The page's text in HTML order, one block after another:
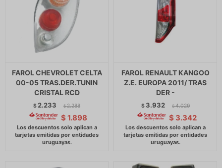
FAROL CHEVROLET CELTA
00-05 TRAS.DER.TUNIN
CRISTAL RCD
$ 2.233 $ 2.288
$ 1.898
FAROL RENAULT KANGOO
Z.E. EUROPA 2011/ TRAS
DER -
$ 3.932 $ 4.029
$ 3.342